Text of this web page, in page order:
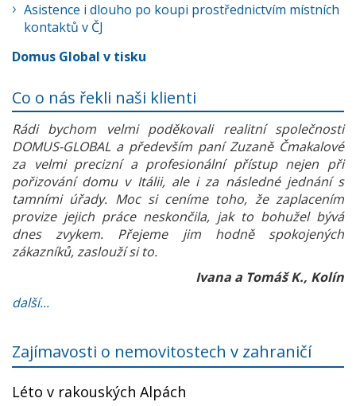
Asistence i dlouho po koupi prostřednictvím místních
kontaktů v ČJ
Domus Global v tisku
Co o nás řekli naši klienti
Rádi bychom velmi poděkovali realitní společnosti
DOMUS-GLOBAL a především paní Zuzaně Čmakalové
za velmi precizní a profesionální přístup nejen při
pořizování domu v Itálii, ale i za následné jednání s
tamními úřady. Moc si ceníme toho, že zaplacením
provize jejich práce neskončila, jak to bohužel bývá
dnes zvykem. Přejeme jim hodně spokojených
zákazníků, zaslouží si to.
Ivana a Tomáš K., Kolín
další...
Zajímavosti o nemovitostech v zahraničí
Léto v rakouských Alpách